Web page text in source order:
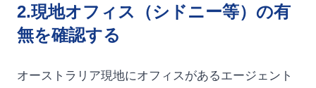
2.現地オフィス（シドニー等）の有
無を確認する
オーストラリア現地にオフィスがあるエージェント